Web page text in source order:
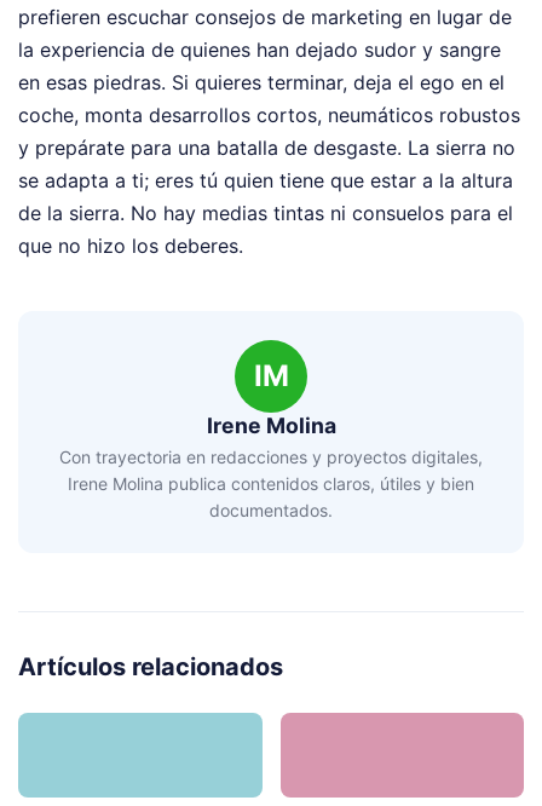
prefieren escuchar consejos de marketing en lugar de
la experiencia de quienes han dejado sudor y sangre
en esas piedras. Si quieres terminar, deja el ego en el
coche, monta desarrollos cortos, neumáticos robustos
y prepárate para una batalla de desgaste. La sierra no
se adapta a ti; eres tú quien tiene que estar a la altura
de la sierra. No hay medias tintas ni consuelos para el
que no hizo los deberes.
IM
Irene Molina
Con trayectoria en redacciones y proyectos digitales,
Irene Molina publica contenidos claros, útiles y bien
documentados.
Artículos relacionados